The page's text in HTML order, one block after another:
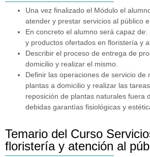
Una vez finalizado el Módulo el
atender y prestar servicios al público
En concreto el alumno será capaz
y productos ofertados en floristería y
Describir el proceso de entrega de
domicilio y realizar el mismo.
Definir las operaciones de servicio de
plantas a domicilio y realizar las
reposición de plantas naturales fuera
debidas garantías fisiológicas y
Temario del Curso
floristería y atención al